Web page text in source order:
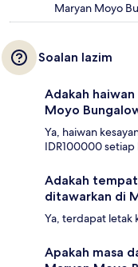
Maryan Moyo
Soalan lazim
Adakah
Moyo
Ya, haiwan
IDR100000 setiap
Adakah
ditawarkan di
Ya, terdapat letak
Apakah masa